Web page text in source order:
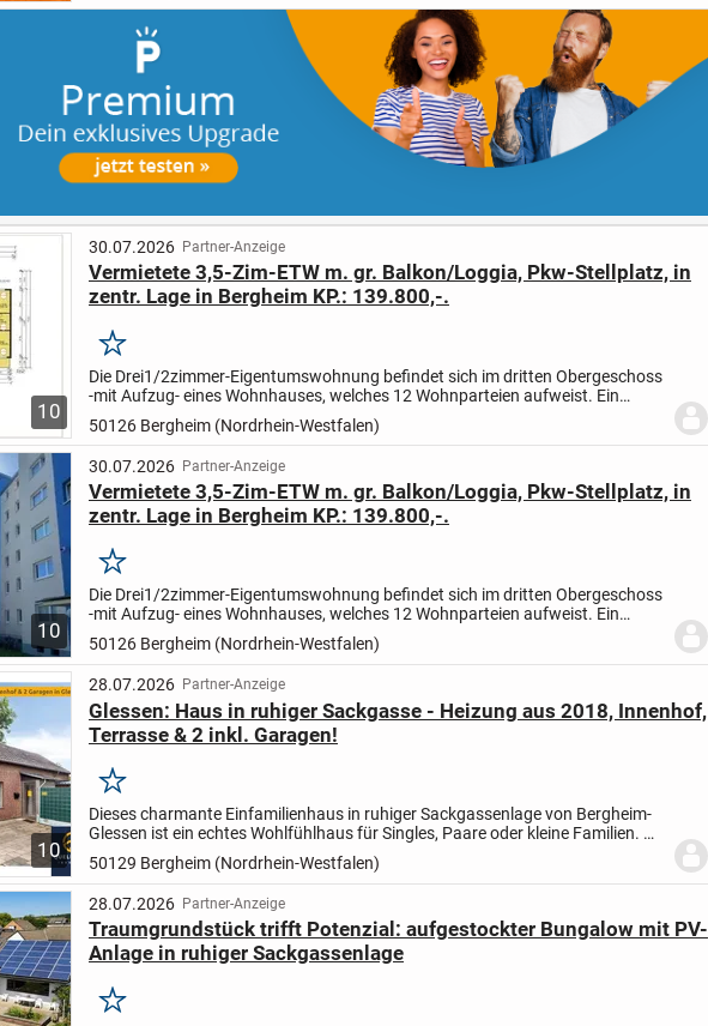
10
30.07.2026 Partner-Anzeige
Vermietete 3,5-Zim-ETW m. gr. Balkon/Loggia, Pkw-Stellplatz, in
zentr. Lage in Bergheim KP.: 139.800,-.
Merken
Die Drei1/2zimmer-Eigentumswohnung befindet sich im dritten Obergeschoss
-mit Aufzug- eines Wohnhauses, welches 12 Wohnparteien aufweist. Ein
weiteres Wohnhaus mit ebenfalls 12 Wohnparteien befindet...
50126 Bergheim (Nordrhein-Westfalen)
10
30.07.2026 Partner-Anzeige
Vermietete 3,5-Zim-ETW m. gr. Balkon/Loggia, Pkw-Stellplatz, in
zentr. Lage in Bergheim KP.: 139.800,-.
Merken
Die Drei1/2zimmer-Eigentumswohnung befindet sich im dritten Obergeschoss
-mit Aufzug- eines Wohnhauses, welches 12 Wohnparteien aufweist. Ein
weiteres Wohnhaus mit ebenfalls 12 Wohnparteien befindet...
50126 Bergheim (Nordrhein-Westfalen)
10
28.07.2026 Partner-Anzeige
Glessen: Haus in ruhiger Sackgasse - Heizung aus 2018, Innenhof,
Terrasse & 2 inkl. Garagen!
Merken
Dieses charmante Einfamilienhaus in ruhiger Sackgassenlage von Bergheim-
Glessen ist ein echtes Wohlfühlhaus für Singles, Paare oder kleine Familien. Mit
seinem gemütlichen Charakter, dem geschützten...
50129 Bergheim (Nordrhein-Westfalen)
28.07.2026 Partner-Anzeige
Traumgrundstück trifft Potenzial: aufgestockter Bungalow mit PV-
Anlage in ruhiger Sackgassenlage
Merken